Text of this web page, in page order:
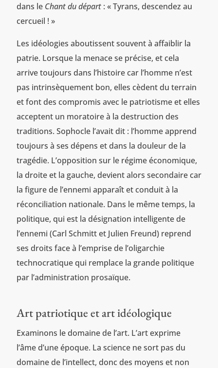
dans le Chant du départ: « Tyrans, descendez au
cercueil ! »
Les idéologies aboutissent souvent à affaiblir la
patrie. Lorsque la menace se précise, et cela
arrive toujours dans l’histoire car l’homme n’est
pas intrinsèquement bon, elles cèdent du terrain
et font des compromis avec le patriotisme et elles
acceptent un moratoire à la destruction des
traditions. Sophocle l’avait dit : l’homme apprend
toujours à ses dépens et dans la douleur de la
tragédie. L’opposition sur le régime économique,
la droite et la gauche, devient alors secondaire car
la figure de l’ennemi apparaît et conduit à la
réconciliation nationale. Dans le même temps, la
politique, qui est la désignation intelligente de
l’ennemi (Carl Schmitt et Julien Freund) reprend
ses droits face à l’emprise de l’oligarchie
technocratique qui remplace la grande politique
par l’administration prosaïque.
Art patriotique et art idéologique
Examinons le domaine de l’art. L’art exprime
l’âme d’une époque. La science ne sort pas du
domaine de l’intellect, donc des moyens et non